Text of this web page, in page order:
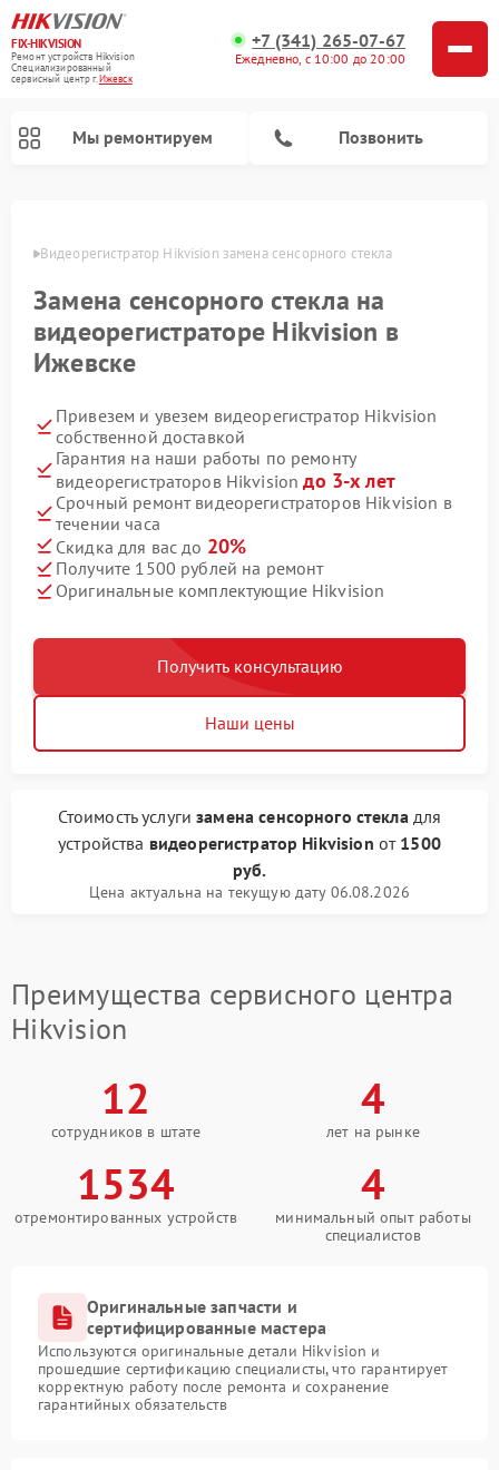
FIX-HIKVISION
Ремонт устройств Hikvision
Специализированный
cервисный центр г.Ижевск
+7 (341) 265-07-67
Ежедневно, с 10:00 до 20:00
Мы ремонтируем Позвонить
Видеорегистратор Hikvision замена сенсорного стекла
Замена сенсорного стекла на
видеорегистраторе Hikvision в
Ижевске
Привезем и увезем видеорегистратор Hikvision
собственной доставкой
Гарантия на наши работы по ремонту
видеорегистраторов Hikvisionдо 3-х лет
Срочный ремонт видеорегистраторов Hikvision в
течении часа
Скидка для вас до 20%
Получите 1500 рублей на ремонт
Оригинальные комплектующие Hikvision
Получить консультацию
Наши цены
Стоимость услугизамена сенсорного стекла для
устройства видеорегистратор Hikvision от 1500
руб.
Цена актуальна на текущую дату 06.08.2026
Преимущества сервисного центра
Hikvision
12
сотрудников в штате
4
лет на рынке
1534
отремонтированных устройств
4
минимальный опыт работы
специалистов
Оригинальные запчасти и
сертифицированные мастера
Используются оригинальные детали Hikvision и
прошедшие сертификацию специалисты, что гарантирует
корректную работу после ремонта и сохранение
гарантийных обязательств